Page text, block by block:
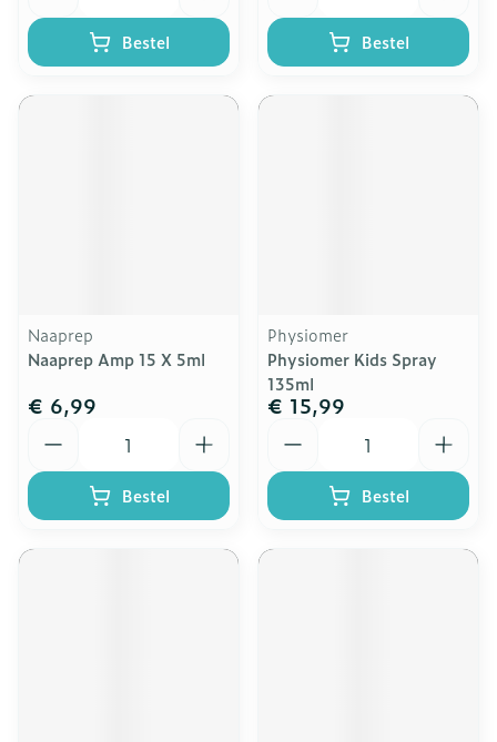
Bestel Bestel
Naaprep
Naaprep Amp 15 X 5ml
€ 6,99
Bestel
Physiomer
Physiomer Kids Spray
135ml
€ 15,99
Bestel